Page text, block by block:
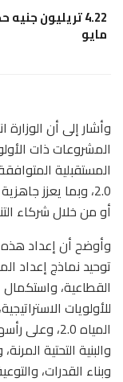
4.22 تريليون
مايو
وأشار إلى أن
المشروعات ذات
المستقبلية
2.0، وبما يعزز
أو من خلال شركاء
وأوضح أن إعداد
توحيد نماذج إعداد
القطاعية، واستكمال
للأولويات
المياه 2.0،
والبنية التحتية
وبناء القدرات،